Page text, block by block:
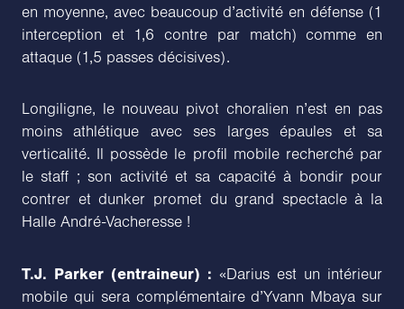
en moyenne, avec beaucoup d’activité en défense (1
interception et 1,6 contre par match) comme en
attaque (1,5 passes décisives).
Longiligne, le nouveau pivot choralien n’est en pas
moins athlétique avec ses larges épaules et sa
verticalité. Il possède le profil mobile recherché par
le staff ; son activité et sa capacité à bondir pour
contrer et dunker promet du grand spectacle à la
Halle André-Vacheresse !
T.J. Parker (entraineur) : «Darius est un intérieur
mobile qui sera complémentaire d’Yvann Mbaya sur